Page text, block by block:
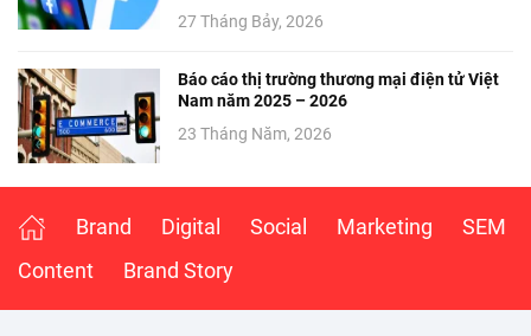
27 Tháng Bảy, 2026
Báo cáo thị trường thương mại điện tử Việt
Nam năm 2025 – 2026
23 Tháng Năm, 2026
Brand Digital Social Marketing
SEM
Content
Brand Story